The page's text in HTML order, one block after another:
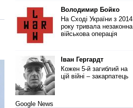
Володимир Бойко
На Сході України з 2014
року тривала незаконна
військова операція
Іван Гергардт
Кожен 5-й загиблий на
цій війні – закарпатець
Google News